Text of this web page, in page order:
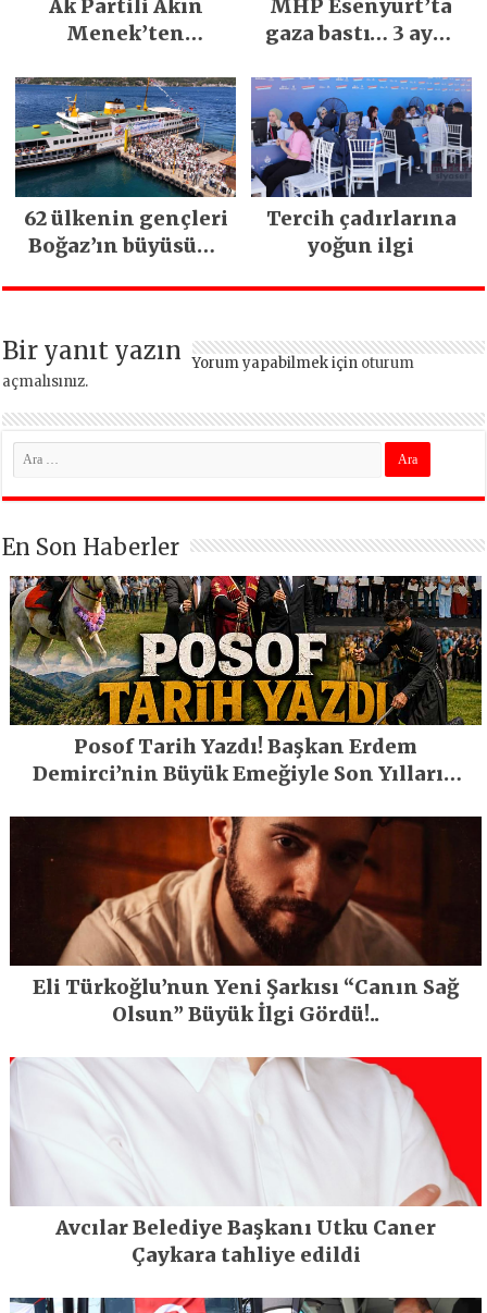
Ak Partili Akın
Menek’ten
heyelan sonrası
kritik uyarı
MHP Esenyurt’ta
gaza bastı… 3 ayda
edildi
62 ülkenin gençleri
Boğaz’ın büyüsüne
Tercih çadırlarına
yoğun ilgi
Bir yanıt yazın Yorum yapabilmek için oturum
açmalısınız.
En Son Haberler
Posof Tarih Yazdı! Başkan Erdem
Demirci’nin Büyük Emeğiyle Son Yılların
Eli Türkoğlu’nun Yeni Şarkısı “Canın Sağ
Olsun” Büyük İlgi Gördü!..
Avcılar Belediye Başkanı Utku Caner
Çaykara tahliye edildi